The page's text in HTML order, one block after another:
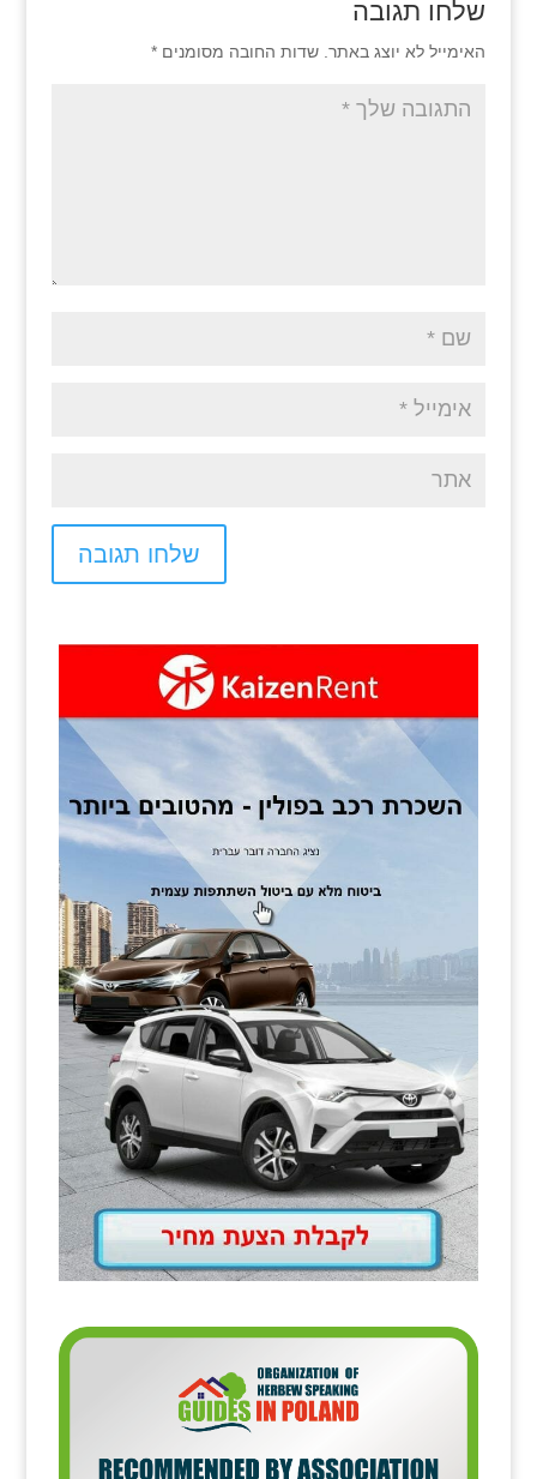
שלחו תגובה
האימייל לא יוצג באתר. שדות החובה מסומנים *